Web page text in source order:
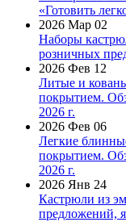
«Готовить
2026 Мар 02
Наборы
розничных
2026 Фев 12
Литые и
покрытием.
2026 г.
2026 Фев 06
Легкие
покрытием.
2026 г.
2026 Янв 24
Кастрюли из
предложений,